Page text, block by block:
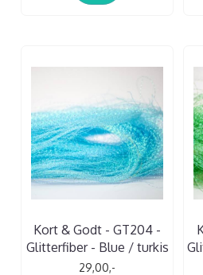
Kort & Godt - GT204 -
Glitterfiber - Blue / turkis
29,00,-